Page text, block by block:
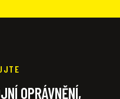
OPRÁVNĚNÍ,